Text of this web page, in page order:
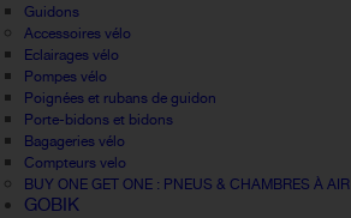
Guidons
Accessoires vélo
Eclairages vélo
Pompes vélo
Poignées et rubans de guidon
Porte-bidons et bidons
Bagageries vélo
Compteurs velo
BUY ONE GET ONE : PNEUS & CHAMBRES À AIR
GOBIK